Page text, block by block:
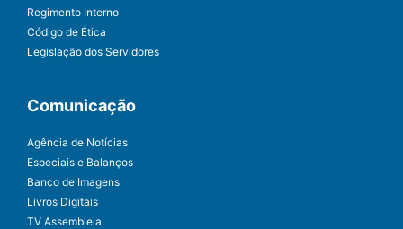
Regimento Interno
Código de Ética
Legislação dos Servidores
Comunicação
Agência de Notícias
Especiais e Balanços
Banco de Imagens
Livros Digitais
TV Assembleia